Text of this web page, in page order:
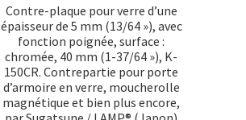
Contre-plaque pour verre d’une
épaisseur de 5 mm (13/64 »), avec
fonction poignée, surface :
chromée, 40 mm (1-37/64 »), K-
150CR. Contrepartie pour porte
d’armoire en verre, moucherolle
magnétique et bien plus encore,